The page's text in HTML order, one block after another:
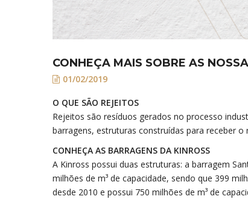
CONHEÇA MAIS SOBRE AS
01/02/2019
O QUE SÃO REJEITOS
Rejeitos são resíduos gerados no processo
barragens, estruturas construídas para receber
CONHEÇA AS BARRAGENS DA KINROSS
A Kinross possui duas estruturas: a barragem
milhões de m³ de capacidade, sendo que 399
desde 2010 e possui 750 milhões de m³ de